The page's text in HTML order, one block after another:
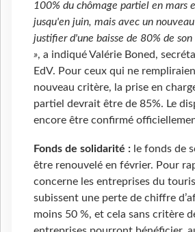
100% du chômage partiel en mars
jusqu'en juin, mais avec un
justifier d'une baisse de 80% de
», a indiqué Valérie Boned,
EdV. Pour ceux qui ne
nouveau critère, la prise en
partiel devrait être de 85%. Le
encore être confirmé
Fonds de solidarité : le fonds de
être renouvelé en février. Pour
concerne les entreprises du
subissent une perte de chiffre
moins 50 %, et cela sans critère